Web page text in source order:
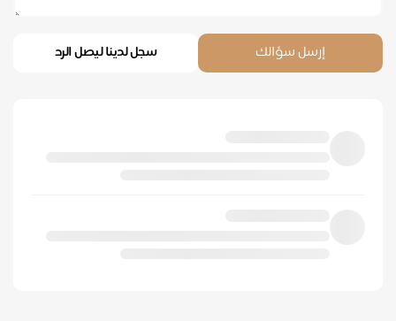
إرسل سؤالك سجل لدينا ليصل الرد